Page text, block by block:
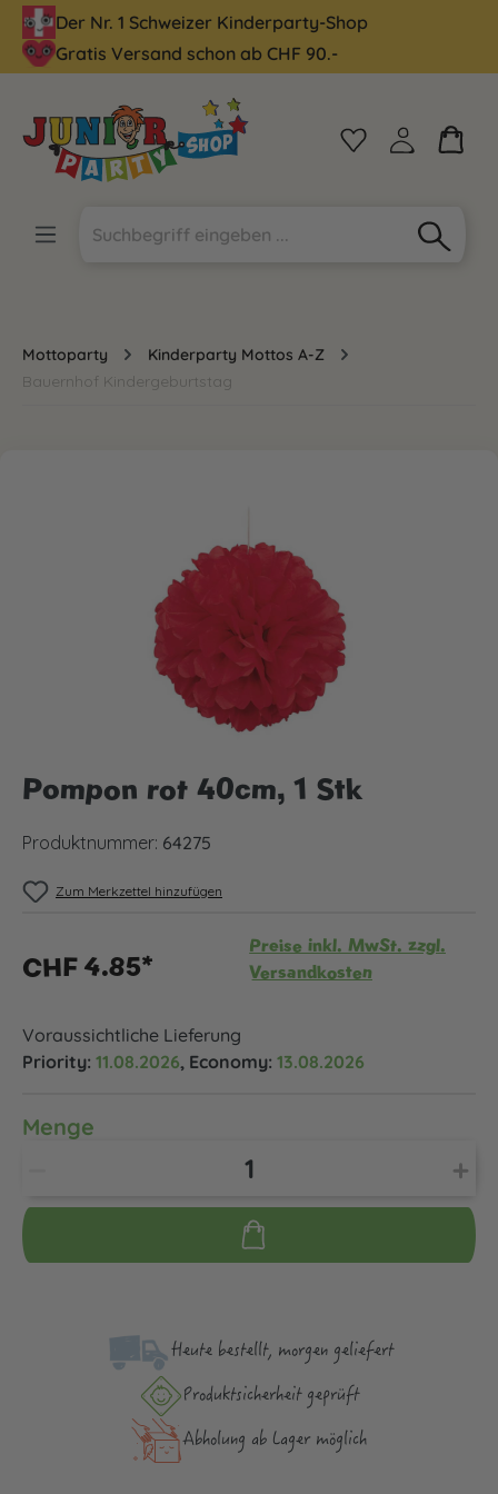
springen
Der Nr. 1 Schweizer Kinderparty-Shop
Gratis Versand schon ab CHF 90.-
Mottoparty
Kinderparty Mottos A-Z
Bauernhof Kindergeburtstag
Pompon rot 40cm, 1 Stk
Produktnummer: 64275
Zum Merkzettel hinzufügen
CHF 4.85*
Preise inkl. MwSt. zzgl.
Versandkosten
Voraussichtliche Lieferung
Priority: 11.08.2026, Economy: 13.08.2026
Menge
Heute bestellt, morgen geliefert
Produktsicher­heit geprüft
Abholung ab Lager möglich